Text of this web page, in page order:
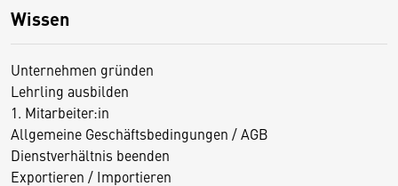
Wissen
Unternehmen gründen
Lehrling ausbilden
1. Mitarbeiter:in
Allgemeine Geschäftsbedingungen / AGB
Dienstverhältnis beenden
Exportieren / Importieren